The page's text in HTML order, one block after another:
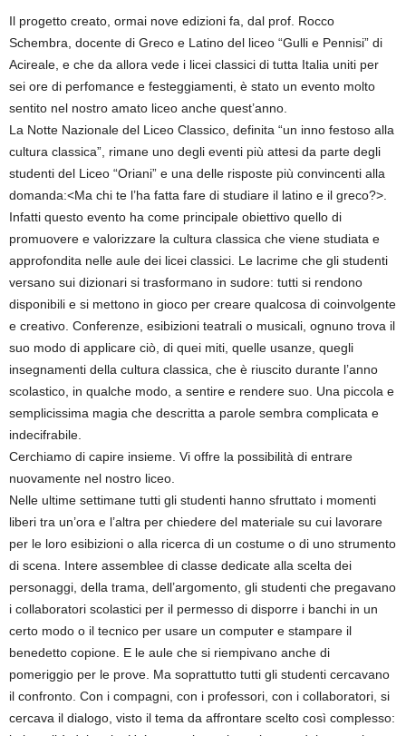
Il progetto creato, ormai nove edizioni fa, dal prof. Rocco
Schembra, docente di Greco e Latino del liceo “Gulli e Pennisi” di
Acireale, e che da allora vede i licei classici di tutta Italia uniti per
sei ore di perfomance e festeggiamenti, è stato un evento molto
sentito nel nostro amato liceo anche quest’anno.
La Notte Nazionale del Liceo Classico, definita “un inno festoso alla
cultura classica”, rimane uno degli eventi più attesi da parte degli
studenti del Liceo “Oriani” e una delle risposte più convincenti alla
domanda:<Ma chi te l’ha fatta fare di studiare il latino e il greco?>.
Infatti questo evento ha come principale obiettivo quello di
promuovere e valorizzare la cultura classica che viene studiata e
approfondita nelle aule dei licei classici. Le lacrime che gli studenti
versano sui dizionari si trasformano in sudore: tutti si rendono
disponibili e si mettono in gioco per creare qualcosa di coinvolgente
e creativo. Conferenze, esibizioni teatrali o musicali, ognuno trova il
suo modo di applicare ciò, di quei miti, quelle usanze, quegli
insegnamenti della cultura classica, che è riuscito durante l’anno
scolastico, in qualche modo, a sentire e rendere suo. Una piccola e
semplicissima magia che descritta a parole sembra complicata e
indecifrabile.
Cerchiamo di capire insieme. Vi offre la possibilità di entrare
nuovamente nel nostro liceo.
Nelle ultime settimane tutti gli studenti hanno sfruttato i momenti
liberi tra un’ora e l’altra per chiedere del materiale su cui lavorare
per le loro esibizioni o alla ricerca di un costume o di uno strumento
di scena. Intere assemblee di classe dedicate alla scelta dei
personaggi, della trama, dell’argomento, gli studenti che pregavano
i collaboratori scolastici per il permesso di disporre i banchi in un
certo modo o il tecnico per usare un computer e stampare il
benedetto copione. E le aule che si riempivano anche di
pomeriggio per le prove. Ma soprattutto tutti gli studenti cercavano
il confronto. Con i compagni, con i professori, con i collaboratori, si
cercava il dialogo, visto il tema da affrontare scelto così complesso: